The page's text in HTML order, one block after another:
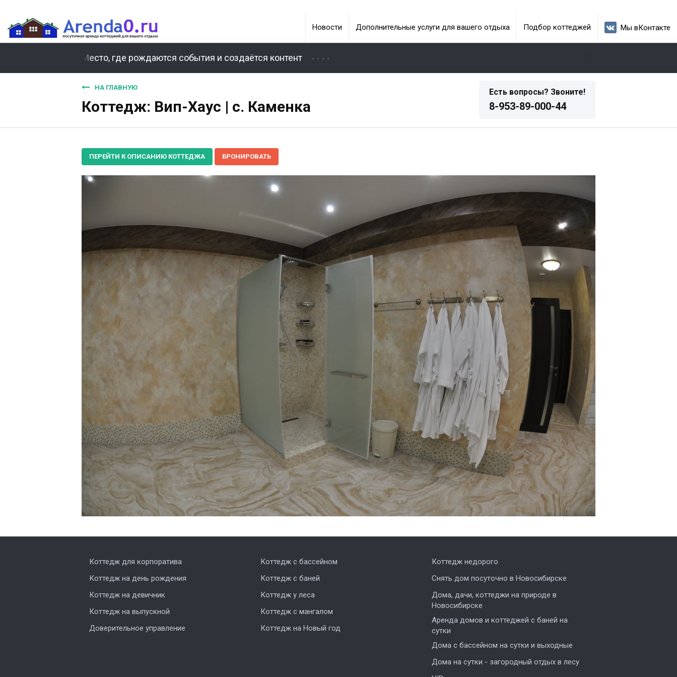
Новости Дополнительные услуги для вашего отдыха Подбор коттеджей Мы вКонтакте
Место, где рождаются события и создаётся контент
Есть вопросы? Звоните!
8-953-89-000-44
НА ГЛАВНУЮ
Коттедж: Вип-Хаус | с. Каменка
ПЕРЕЙТИ К ОПИСАНИЮ КОТТЕДЖА БРОНИРОВАТЬ
Коттедж для корпоратива
Коттедж на день рождения
Коттедж на девичник
Коттедж на выпускной
Доверительное управление
Коттедж с бассейном
Коттедж с баней
Коттедж у леса
Коттедж с мангалом
Коттедж на Новый год
Коттедж недорого
Снять дом посуточно в Новосибирске
Дома, дачи, коттеджи на природе в
Новосибирске
Аренда домов и коттеджей с баней на
сутки
Дома с бассейном на сутки и выходные
Дома на сутки - загородный отдых в лесу